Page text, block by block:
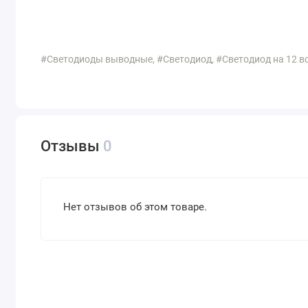
#Светодиоды выводные, #Светодиод, #Светодиод на 12
Отзывы 0
Нет отзывов об этом товаре.